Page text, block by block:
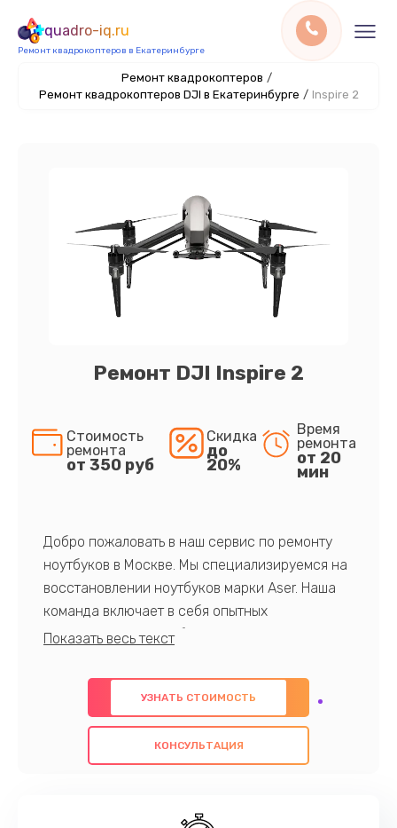
quadro-iq.ru
Ремонт квадрокоптеров в Екатеринбурге
Ремонт квадрокоптеров /
Ремонт квадрокоптеров DJI в Екатеринбурге / Inspire 2
Ремонт DJI Inspire 2
Стоимость
ремонта
от 350 руб
Скидка
до
20%
Время
ремонта
от 20
мин
Добро пожаловать в наш сервис по ремонту
ноутбуков в Москве. Мы специализируемся на
восстановлении ноутбуков марки Aser. Наша
команда включает в себя опытных
профессионалов с обширными знаниями и
предлагаем быстрый и качественный ремонт с
использованием оригинальных компонентов, а
также гарантируем качество всех
проведенных работ. Наша цель - предоставить
наилучшим образом. Не медлите записаться на
УЗНАТЬ СТОИМОСТЬ
КОНСУЛЬТАЦИЯ